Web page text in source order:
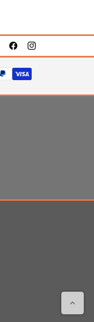
FacebookInstagram